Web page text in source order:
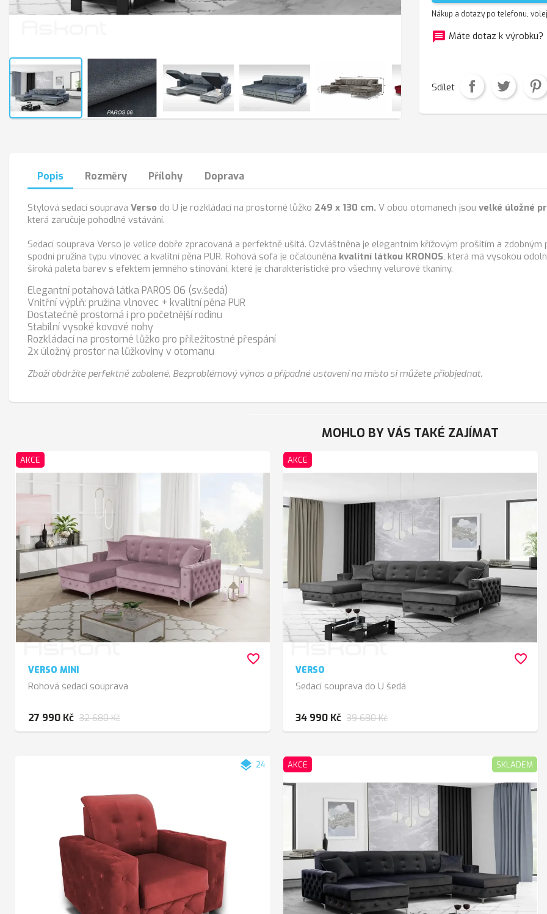
Nákup a dotazy po telefonu,
message Máte dotaz k výrobku?
Sdílet
Popis Rozměry Přílohy Doprava
Stylová sedací souprava Verso do U je rozkládací na prostorné lůžko 249 x 130 cm. V obou otomanech jsou velké úložné
která zaručuje pohodlné vstávání.
Sedací souprava Verso je velice dobře zpracovaná a perfektně ušitá. Ozvláštněna je elegantním křížovým prošitím a
spodní pružina typu vlnovec a kvalitní pěna PUR. Rohová sofa je očalouněna kvalitní látkou KRONOS, která má vysokou
široká paleta barev s efektem jemného stínování, které je charakteristické pro všechny velurové tkaniny.
Elegantní potahová látka PAROS 06 (sv.šedá)
Vnitřní výplň: pružina vlnovec + kvalitní pěna PUR
Dostatečně prostorná i pro početnější rodinu
Stabilní vysoké kovové nohy
Rozkládací na prostorné lůžko pro příležitostné přespání
2x úložný prostor na lůžkoviny v otomanu
Zboží obdržíte perfektně zabalené. Bezproblémový výnos a případné ustavení na místo si můžete přiobjednat.
MOHLO BY VÁS TAKÉ ZAJÍMAT
AKCE
VERSO MINI
Rohová sedací souprava
27 990 Kč 32 680 Kč
favorite_border
AKCE
VERSO
Sedací souprava do U šedá
34 990 Kč 39 680 Kč
favorite_border
layers 24 AKCE SKLADEM